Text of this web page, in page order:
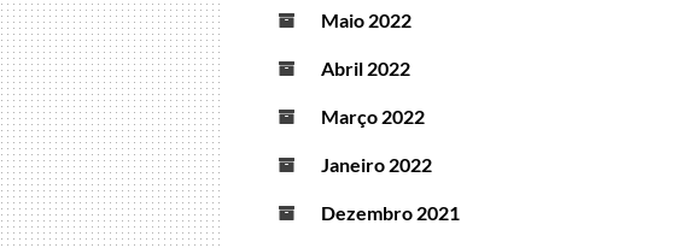
Maio 2022
Abril 2022
Março 2022
Janeiro 2022
Dezembro 2021